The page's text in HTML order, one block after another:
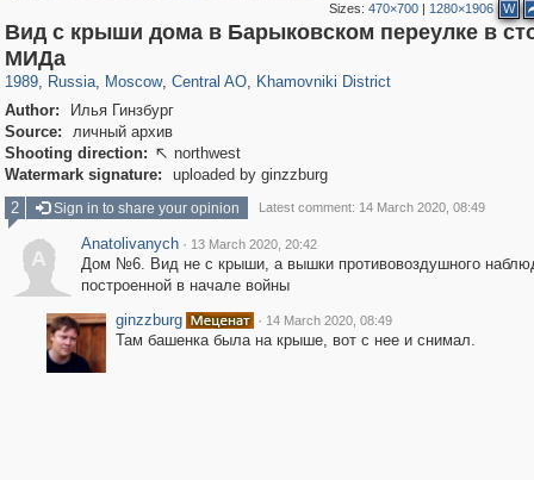
Sizes:470×700 | 1280×1906 W
Вид с крыши дома в Барыковском переулке в
МИДа
1989, Russia, Moscow
319,882
, Central AO, Khamovniki District
Author:
Илья Гинзбург
Source:
личный архив
Shooting direction:  northwest
Watermark signature:
uploaded by ginzzburg
2
Sign in to share your opinion Latest comment: 14 March 2020, 08:49
A
Anatolivanych · 13 March 2020, 20:42
Дом №6. Вид не с крыши, а вышки противовоздушного
построенной в начале войны
ginzzburg
· 14 March 2020, 08:49
Там башенка была на крыше, вот с нее и снимал.